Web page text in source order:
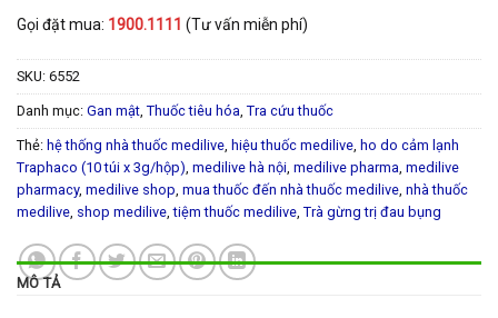
Gọi đặt mua: 1900.1111 (Tư vấn miễn phí)
SKU: 6552
Danh mục: Gan mật, Thuốc tiêu hóa, Tra cứu thuốc
Thẻ: hệ thống nhà thuốc medilive, hiệu thuốc medilive, ho do cảm lạnh
Traphaco (10 túi x 3g/hộp), medilive hà nội, medilive pharma, medilive
pharmacy, medilive shop, mua thuốc đến nhà thuốc medilive, nhà thuốc
medilive, shop medilive,tiệm thuốc medilive, Trà gừng trị đau bụng
MÔ TẢ